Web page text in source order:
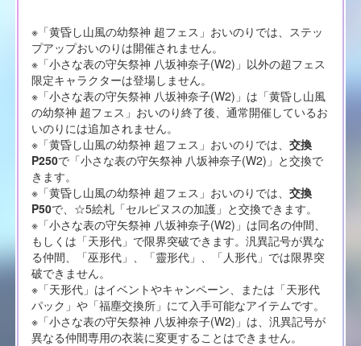
※「黄昏し山風の幼祭神 超フェス」おいのりでは、ステッ
プアップおいのりは開催されません。
※「小さな表の守矢祭神 八坂神奈子(W2)」以外の超フェス
限定キャラクターは登場しません。
※「小さな表の守矢祭神 八坂神奈子(W2)」は「黄昏し山風
の幼祭神 超フェス」おいのり終了後、通常開催しているお
いのりには追加されません。
※「黄昏し山風の幼祭神 超フェス」おいのりでは、 交換
P250で「小さな表の守矢祭神 八坂神奈子(W2)」と交換で
きます。
※「黄昏し山風の幼祭神 超フェス」おいのりでは、 交換
P50で、☆5絵札「セルピヌスの加護」と交換できます。
※「小さな表の守矢祭神 八坂神奈子(W2)」は同名の仲間、
もしくは「天形代」で限界突破できます。汎異記号が異な
る仲間、「巫形代」、「靈形代」、「人形代」では限界突
破できません。
※「天形代」はイベントやキャンペーン、または「天形代
パック」や「福塵交換所」にて入手可能なアイテムです。
※「小さな表の守矢祭神 八坂神奈子(W2)」は、汎異記号が
異なる仲間専用の衣装に変更することはできません。